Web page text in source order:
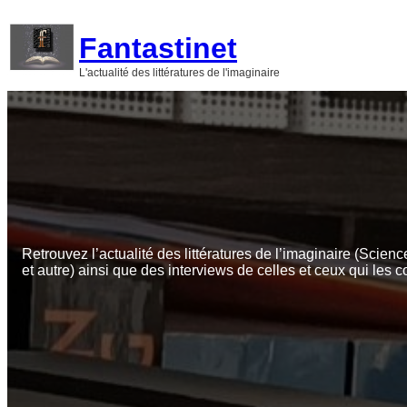
contenu
Fantastinet
L'actualité des littératures de l'imaginaire
Retrouvez l’actualité des littératures de l’imaginaire
et autre) ainsi que des interviews de celles et ceux qui les